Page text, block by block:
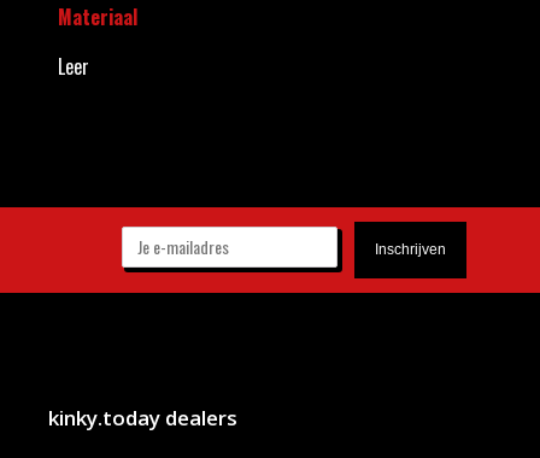
Materiaal
Leer
kinky.today dealers